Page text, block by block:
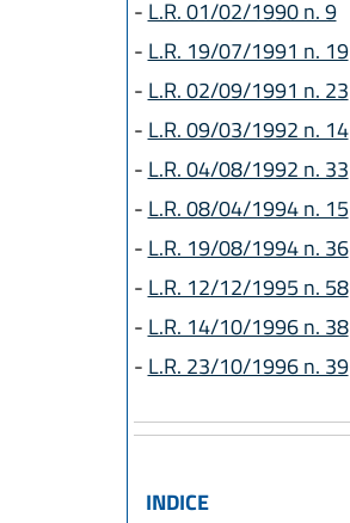
- L.R. 01/02/1990 n. 9
- L.R. 19/07/1991 n. 19
- L.R. 02/09/1991 n. 23
- L.R. 09/03/1992 n. 14
- L.R. 04/08/1992 n. 33
- L.R. 08/04/1994 n. 15
- L.R. 19/08/1994 n. 36
- L.R. 12/12/1995 n. 58
- L.R. 14/10/1996 n. 38
- L.R. 23/10/1996 n. 39
INDICE